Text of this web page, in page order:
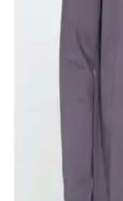
Deribond Erkek
Kanvas
Yorumları
Deribond markasının
karşılaştırması, malzeme,
bilgiler içeriyor.
Partscraft Pars
Günlük ve Resmi
Hakiki deri erkek
Günlük ve resmi
ve konforlu tasarımıyla